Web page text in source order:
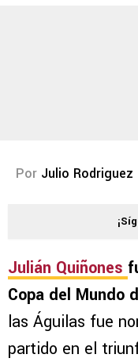
Por Julio Rodriguez
Julián Quiñones
Copa del Mundo
las Águilas fue
partido en el